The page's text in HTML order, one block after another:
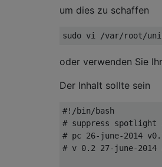
um dies zu schaffen
oder verwenden Sie
Der Inhalt sollte sein
#!/bin/bash
# suppress spotlight
# pc 26-june-2014
# v 0.2 27-june-2014